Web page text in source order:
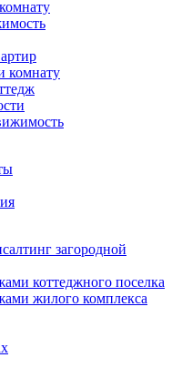
комнату
загородной
коттеджного поселка
жилого комплекса